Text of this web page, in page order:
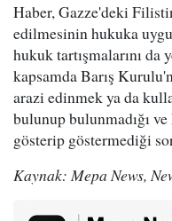
Haber, Gazze'deki
edilmesinin hukuka
hukuk tartışmalarını
kapsamda Barış
arazi edinmek ya da
bulunup bulunmadığı
gösterip göstermediği
Kaynak: Mepa News,